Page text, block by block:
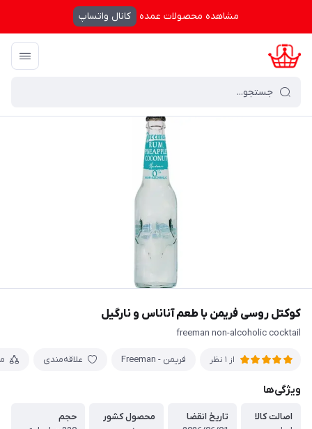
مشاهده محصولات عمده کانال واتساپ
کرال شاپینگ / خانه
کوکتل روسی فریمن با طعم آناناس و نارگیل
freeman non-alcoholic cocktail
از 1 نظر فریمن - Freeman علاقه‌مندی
ویژگی‌ها
اصالت کالا
تاریخ انقضا
محصول کشور
حجم